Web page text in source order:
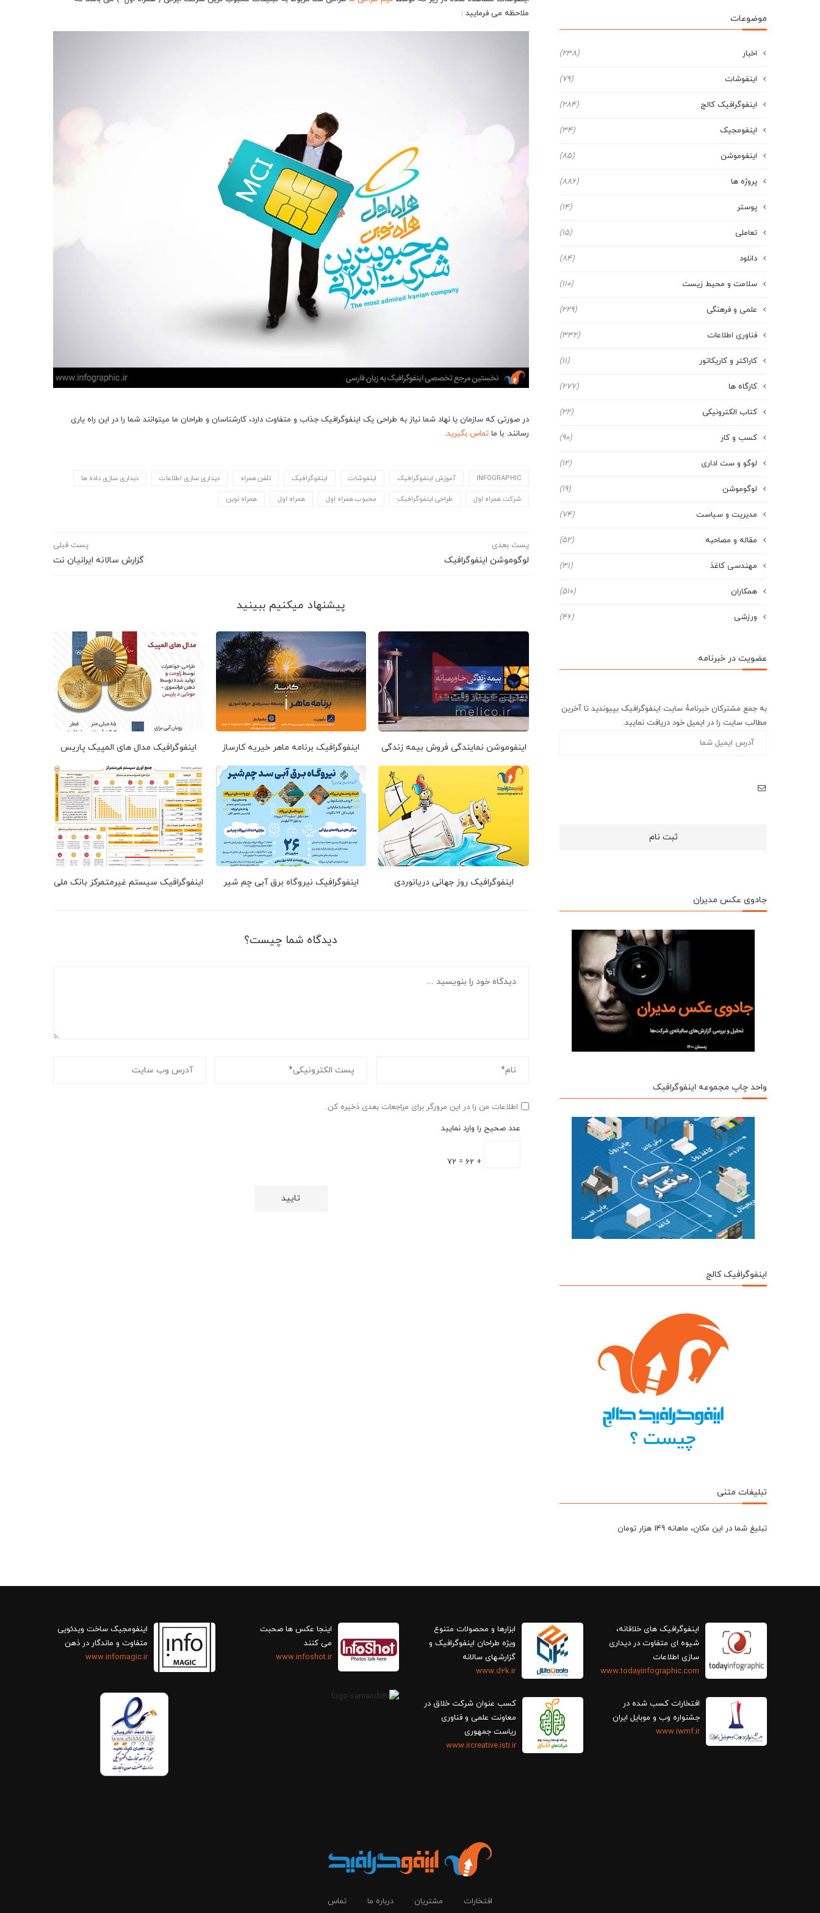
ملاحظه می فرمایید :
در صورتی که سازمان یا نهاد شما نیاز به طراحی یک اینفوگرافیک جذاب و متفاوت دارد، کارشناسان و طراحان ما می‎توانند شما را در این راه یاری
رسانند. با ماتماس بگیرید.
INFOGRAPHIC آموزش اینفوگرافیک اینفوشات اینفوگرافیک تلفن همراه دیداری سازی اطلاعات دیداری سازی داده ها
شرکت همراه اول طراحی اینفوگرافیک محبوب همراه اول همراه اول همراه نوین
پست قبلی
گزارش سالانه ایرانیان نت
پست بعدی
لوگوموشن اینفوگرافیک
پیشنهاد می‎کنیم ببینید
اینفوگرافیک مدال های المپیک پاریس اینفوگرافیک برنامه ماهر خیریه کارساز اینفوموشن نمایندگی فروش بیمه زندگی
اینفوگرافیک سیستم غیرمتمرکز بانک ملی اینفوگرافیک نیروگاه برق آبی چم شیر اینفوگرافیک روز جهانی دریانوردی
دیدگاه شما چیست؟
اطلاعات من را در این مرورگر برای مراجعات بعدی ذخیره کن.
عدد صحیح را وارد نمایید
+ 62 = 72
موضوعات
اخبار (238)
اینفوشات (79)
اینفوگرافیک کالج (284)
اینفومجیک (34)
اینفوموشن (85)
پروژه ها (886)
پوستر (14)
تعاملی (15)
دانلود (84)
سلامت و محیط زیست (110)
علمی و فرهنگی (229)
فناوری اطلاعات (332)
کاراکتر و کاریکاتور (11)
کارگاه ها (277)
کتاب الکترونیکی (22)
کسب و کار (90)
لوگو و ست اداری (12)
لوگوموشن (19)
مدیریت و سیاست (74)
مقاله و مصاحبه (52)
مهندسی کاغذ (31)
همکاران (510)
ورزشی (46)
عضویت در خبرنامه
به جمع مشترکان خبرنامۀ سایت اینفوگرافیک بپیوندید تا آخرین
مطالب سایت را در ایمیل خود دریافت نمایید.
جادوی عکس مدیران
واحد چاپ مجموعه اینفوگرافیک
اینفوگرافیک کالج
تبلیغات متنی
تبلیغ شما در این مکان، ماهانه 149 هزار تومان
اینفوگرافیک های خلاقانه،
سازی اطلاعات
www.todayinfographic.com
افتخارات کسب شده در
جشنواره وب و موبایل ایران
www.iwmf.ir
ابزارها و محصولات متنوع
ویژه طراحان اینفوگرافیک و
گزارش‎های سالانه
www.d2k.ir
کسب عنوان شرکت خلاق در
معاونت علمی و فناوری
ریاست جمهوری
www.ircreative.isti.ir
اینجا عکس ها صحبت
می کنند
www.infoshot.ir
اینفومجیک ساخت ویدئویی
متفاوت و ماندگار در ذهن
www.infomagic.ir
افتخارات مشتریان درباره ما تماس